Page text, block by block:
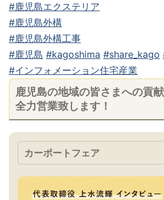
#鹿児島エクステリア
#鹿児島外構
#鹿児島外構工事
#鹿児島 #kagoshima #share_kago
#インフォメーション住宅産業
鹿児島の地域の皆さまへの貢
全力営業致します！
カーポートフェア